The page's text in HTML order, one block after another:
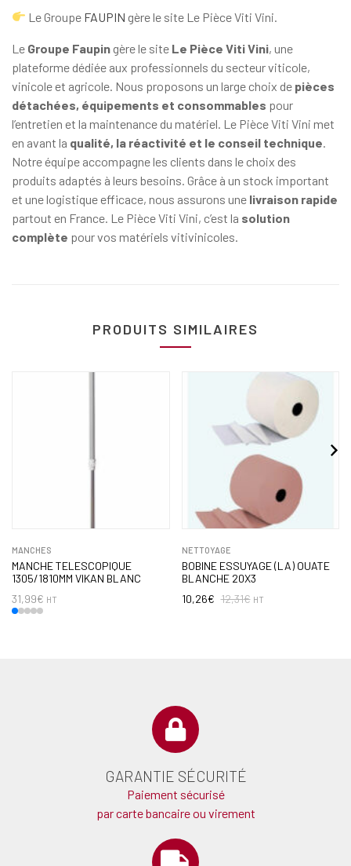
Le Groupe FAUPIN gère le site Le Pièce Viti Vini.
Le Groupe Faupin gère le site Le Pièce Viti Vini, une
plateforme dédiée aux professionnels du secteur viticole,
vinicole et agricole. Nous proposons un large choix de pièces
détachées, équipements et consommables pour
l’entretien et la maintenance du matériel. Le Pièce Viti Vini met
en avant la qualité, la réactivité et le conseil technique
Notre équipe accompagne les clients dans le choix des
produits adaptés à leurs besoins. Grâce à un stock important
et une logistique efficace, nous assurons une livraison rapide
partout en France. Le Pièce Viti Vini, c’est la solution
complète pour vos matériels vitivinicoles.
PRODUITS SIMILAIRES
MANCHES
MANCHE TELESCOPIQUE
1305/1810MM VIKAN BLANC
31,99€ HT
NETTOYAGE
BOBINE ESSUYAGE (LA) OUATE
BLANCHE 20X3
12,31€
10,26€ HT
GARANTIE SÉCURITÉ
Paiement sécurisé
par carte bancaire ou virement